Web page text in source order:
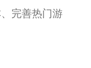
完善热门游